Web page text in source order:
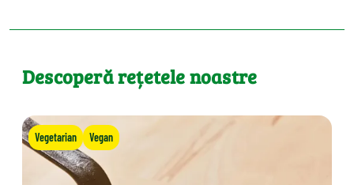
Descoperă rețetele noastre
Vegetarian Vegan